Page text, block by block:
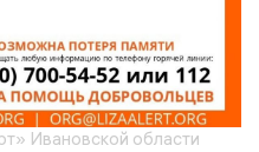
Ивановской области